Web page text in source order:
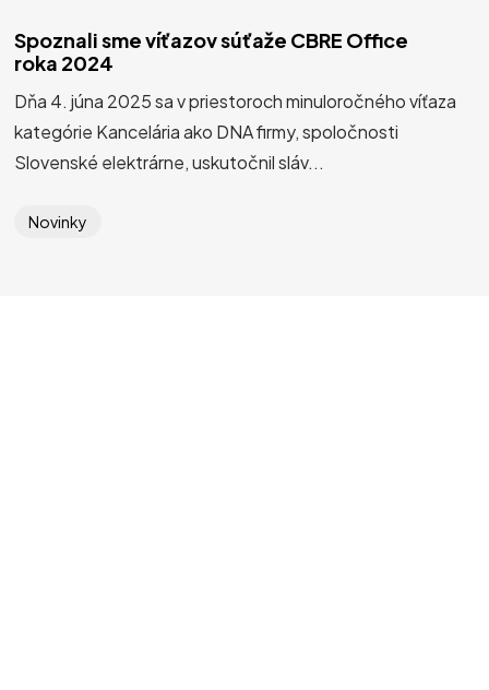
Spoznali sme víťazov súťaže CBRE Office
roka 2024
Dňa 4. júna 2025 sa v priestoroch minuloročného víťaza
kategórie Kancelária ako DNA firmy, spoločnosti
Slovenské elektrárne, uskutočnil sláv...
Novinky